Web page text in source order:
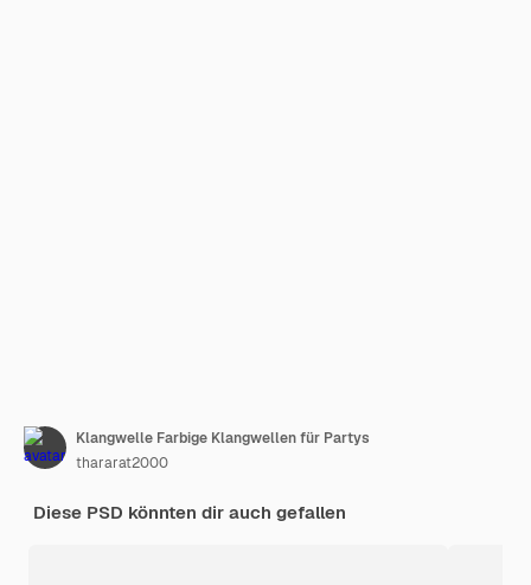
Klangwelle Farbige Klangwellen für Partys
thararat2000
Diese PSD könnten dir auch gefallen